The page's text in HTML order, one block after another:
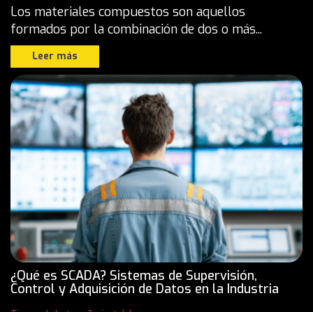
Los materiales compuestos son aquellos
formados por la combinación de dos o más...
Leer más
¿Qué es SCADA? Sistemas de Supervisión,
Control y Adquisición de Datos en la Industria